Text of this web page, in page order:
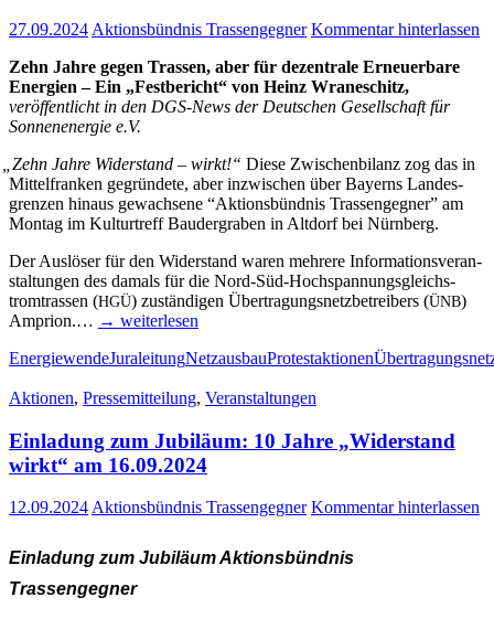
27.09.2024 Aktionsbündnis Trassengegner Kommentar hinterlassen
Zehn Jah­re gegen Tras­sen, aber für dezen­tra­le Erneu­er­ba­re
Ener­gien – Ein „Fest­be­richt“ von Heinz Wraneschitz,
ver­öf­fent­licht in den DGS-News der Deut­schen Gesell­schaft für
Son­nen­en­er­gie e.V.
Zehn Jah­re Wider­stand – wirkt!“ Die­se Zwi­schen­bi­lanz zog das in
Mit­tel­fran­ken gegrün­de­te, aber inzwi­schen über Bay­erns Lan­des­
gren­zen hin­aus gewach­se­ne “Akti­ons­bünd­nis Tras­sen­geg­ner” am
Mon­tag im Kul­tur­treff Bau­der­gra­ben in Alt­dorf bei Nürnberg.
Der Aus­lö­ser für den Wider­stand waren meh­re­re Infor­ma­ti­ons­ver­an­
stal­tun­gen des damals für die Nord-Süd-Hoch­­span­­nungs­­­gleich­s­
trom­­tras­­sen (HGÜ) zustän­di­gen Über­tra­gungs­netz­be­trei­bers (ÜNB)
Ampri­on.… → wei­ter­le­sen
EnergiewendeJuraleitungNetzausbauProtestaktionen
Aktionen, Pressemitteilung, Veranstaltungen
Ein­la­dung zum Jubi­lä­um: 10 Jah­re „Wider­stand
wirkt“ am 16.09.2024
12.09.2024 Aktionsbündnis Trassengegner Kommentar hinterlassen
Ein­la­dung zum Jubi­lä­um Akti­ons­bünd­nis
Trassengegner